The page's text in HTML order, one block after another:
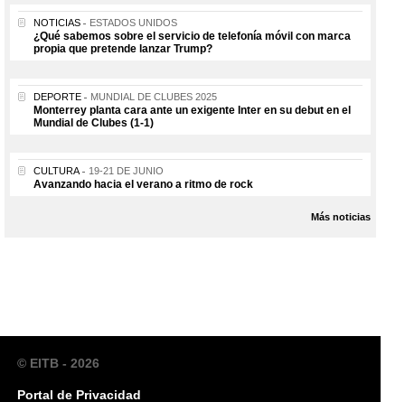
NOTICIAS ESTADOS UNIDOS
¿Qué sabemos sobre el servicio de telefonía móvil con marca
propia que pretende lanzar Trump?
DEPORTE MUNDIAL DE CLUBES 2025
Monterrey planta cara ante un exigente Inter en su debut en el
Mundial de Clubes (1-1)
CULTURA 19-21 DE JUNIO
Avanzando hacia el verano a ritmo de rock
Más noticias
© EITB - 2026
Portal de Privacidad